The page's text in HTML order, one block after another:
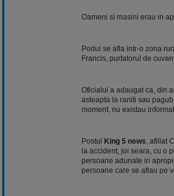
Oameni si masini erau in
Podul se afla intr-o zona
Francis, purtatorul de
Oficialul a adaugat ca, din
asteapta la raniti sau
moment, nu existau
Postul King 5 news , afiliat
la accident, joi seara, cu o
persoane adunate in
persoane care se aflau pe